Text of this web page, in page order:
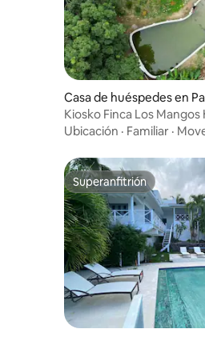
Casa de huéspedes en
no
Kiosko Finca Los Mangos
Palomino
Ubicación · Familiar ·
Superanfitrión
Superanfitrión